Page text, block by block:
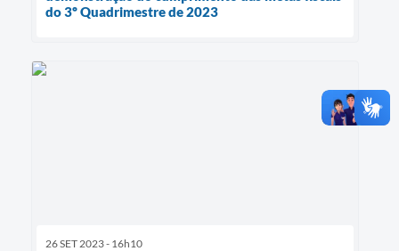
do 3º Quadrimestre de 2023
26 SET 2023 - 16h10